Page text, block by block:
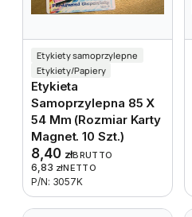
Etykiety samoprzylepne
Etykiety/Papiery
Etykieta
Samoprzylepna 85 X
54 Mm (rozmiar Karty
Magnet. 10 Szt.)
8,40 złBRUTTO
6,83 złNETTO
P/N: 3057K